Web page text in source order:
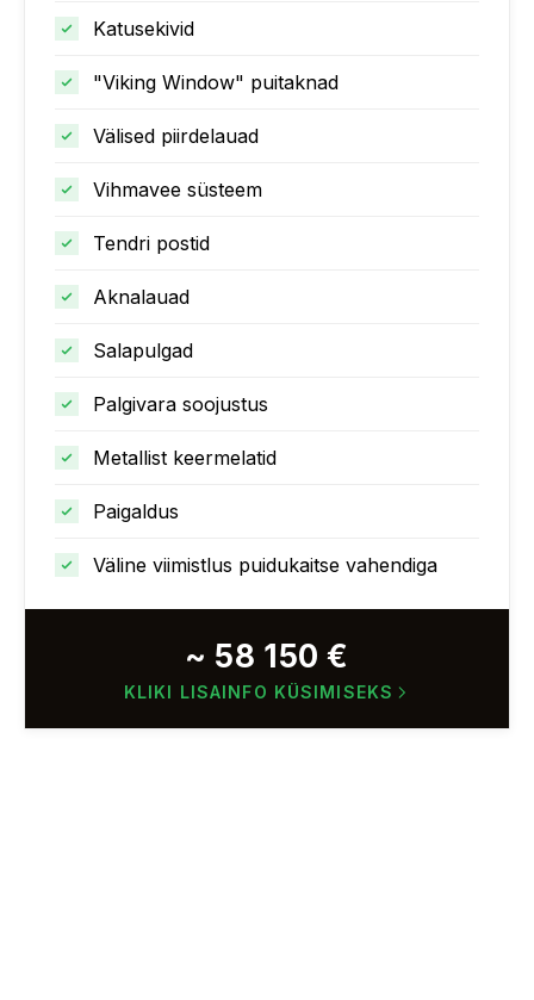
Katusekivid
"Viking Window" puitaknad
Välised piirdelauad
Vihmavee süsteem
Tendri postid
Aknalauad
Salapulgad
Palgivara soojustus
Metallist keermelatid
Paigaldus
Väline viimistlus puidukaitse vahendiga
~ 58 150 €
KLIKI LISAINFO KÜSIMISEKS